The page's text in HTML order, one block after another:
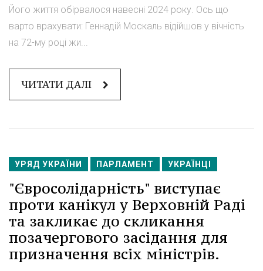
Його життя обірвалося навесні 2024 року. Ось що
варто врахувати: Геннадій Москаль відійшов у вічність
на 72-му році жи...
ЧИТАТИ ДАЛІ
УРЯД УКРАЇНИ ПАРЛАМЕНТ УКРАЇНЦІ
"Євросолідарність" виступає
проти канікул у Верховній Раді
та закликає до скликання
позачергового засідання для
призначення всіх міністрів.